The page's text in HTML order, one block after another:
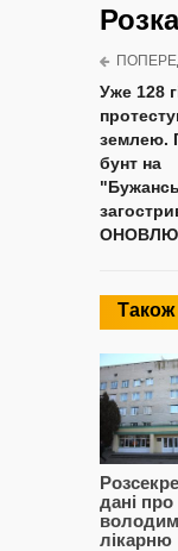
Уже 128
землею.
бунт на
дані про
лікарню